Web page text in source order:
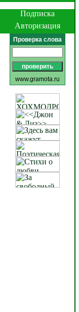
Подписка
Авторизация
Проверка слова
www.gramota.ru